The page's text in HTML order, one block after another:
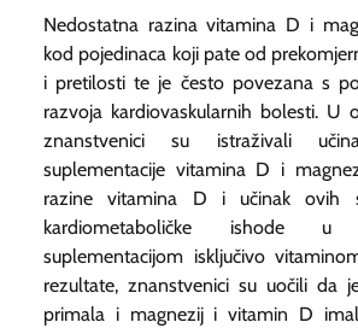
Nedostatna razina vitamina D i
kod pojedinaca koji pate od
i pretilosti te je često povezana s
razvoja kardiovaskularnih bolesti. U
znanstvenici su istraživali
suplementacije vitamina D i
razine vitamina D i učinak ovih
kardiometaboličke ishode
suplementacijom isključivo
rezultate, znanstvenici su uočili da
primala i magnezij i vitamin D